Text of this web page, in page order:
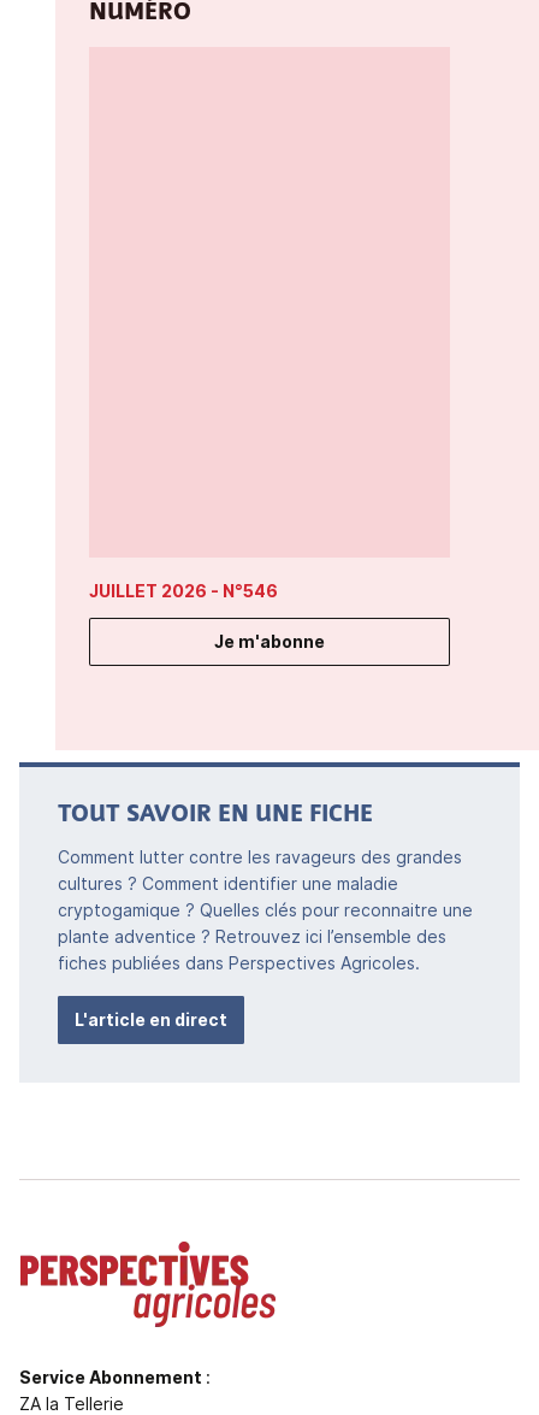
NUMÉRO
JUILLET 2026 - N°546
Je m'abonne
TOUT SAVOIR EN UNE FICHE
Comment lutter contre les ravageurs des grandes
cultures ? Comment identifier une maladie
cryptogamique ? Quelles clés pour reconnaitre une
plante adventice ? Retrouvez ici l’ensemble des
fiches publiées dans Perspectives Agricoles.
L'article en direct
Service Abonnement :
ZA la Tellerie